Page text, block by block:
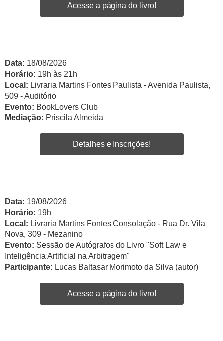
Acesse a página do livro!
Data: 18/08/2026
Horário: 19h às 21h
Local: Livraria Martins Fontes Paulista - Avenida Paulista,
509 - Auditório
Evento: BookLovers Club
Mediação: Priscila Almeida
Detalhes e Inscrições!
Data: 19/08/2026
Horário: 19h
Local: Livraria Martins Fontes Consolação - Rua Dr. Vila
Nova, 309 - Mezanino
Evento: Sessão de Autógrafos do Livro "Soft Law e
Inteligência Artificial na Arbitragem"
Participante: Lucas Baltasar Morimoto da Silva (autor)
Acesse a página do livro!